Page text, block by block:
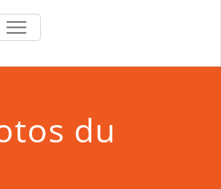
AFFICHER/MASQUER LA
du